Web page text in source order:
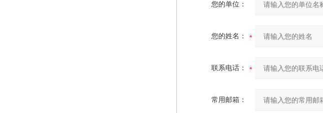
您的单位：
您的姓名：
联系电话：
常用邮箱：